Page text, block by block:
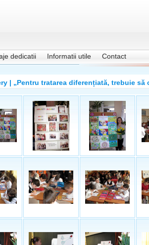
dedicatii Informatii utile Contact
| „Pentru tratarea diferențiată, trebuie